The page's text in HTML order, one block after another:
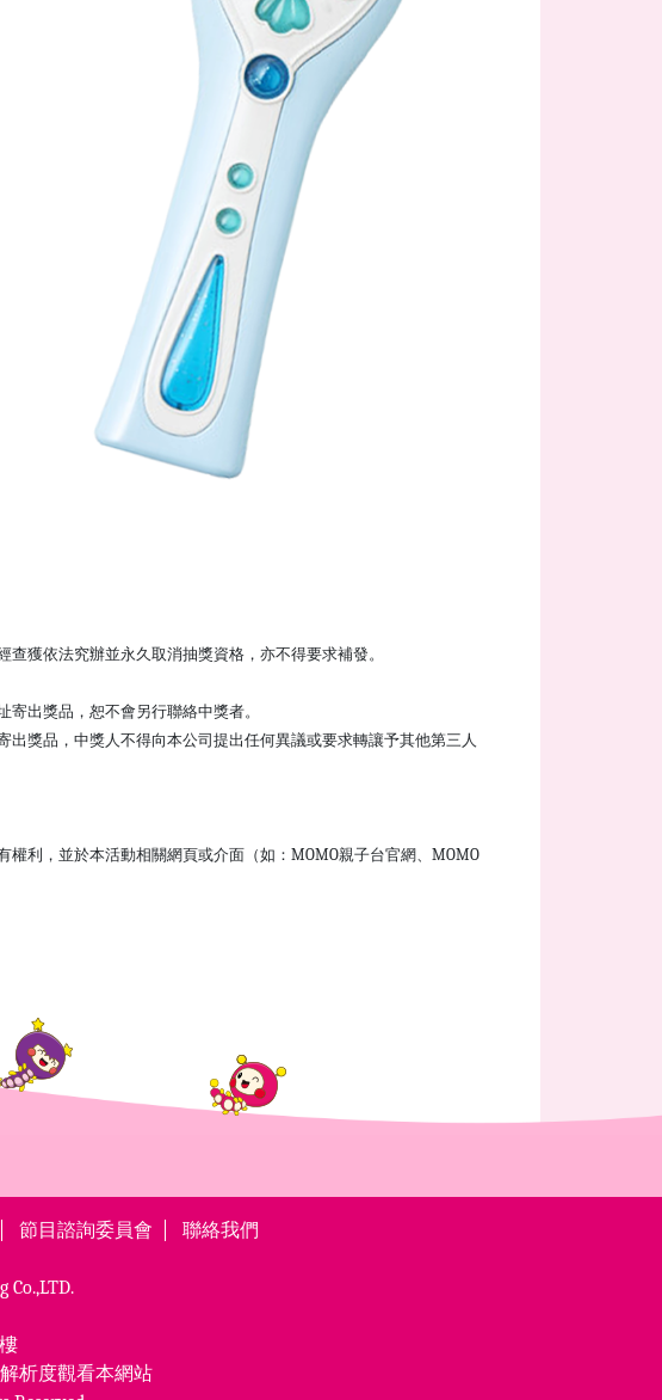
獲依法究辦並永久取消抽獎資格，亦不得要求補發。
出獎品，恕不會另行聯絡中獎者。
獎品，中獎人不得向本公司提出任何異議或要求轉讓予其他第三人
利，並於本活動相關網頁或介面（如：MOMO親子台官網、MOMO
節目諮詢委員會 聯絡我們
Co.,LTD.
析度觀看本網站